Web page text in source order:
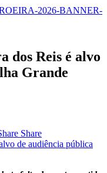
dos Reis é alvo
Grande
Share